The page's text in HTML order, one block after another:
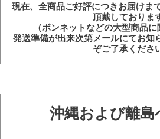
ミ
ー
電
現在、全商品ご好評につきお届けま
頂戴しておりま
（ボンネットなどの大型商品に
発送準備が出来次第メールにてお知
ぞご了承くださ
沖縄および離島